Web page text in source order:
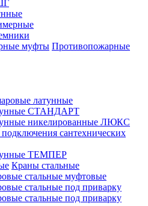
Противопожарные
латунные
СТАНДАРТ
никелированные ЛЮКС
сантехнических
ТЕМПЕР
Краны стальные
стальные муфтовые
стальные под приварку
стальные под приварку